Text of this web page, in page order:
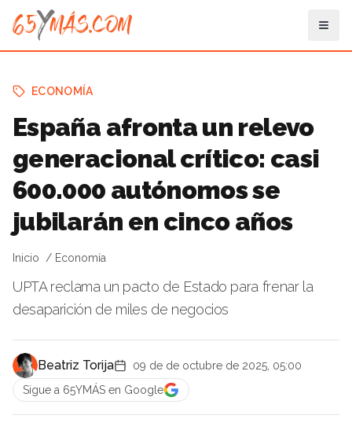
ECONOMÍA
España afronta un relevo
generacional crítico: casi
600.000 autónomos se
jubilarán en cinco años
Inicio Economía
UPTA reclama un pacto de Estado para frenar la
desaparición de miles de negocios
Beatriz Torija
09 de de octubre de 2025, 05:00
Sigue a 65YMÁS en Google